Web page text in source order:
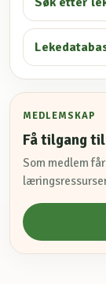
MEDLEMSKAP
Få tilgang
Som medlem